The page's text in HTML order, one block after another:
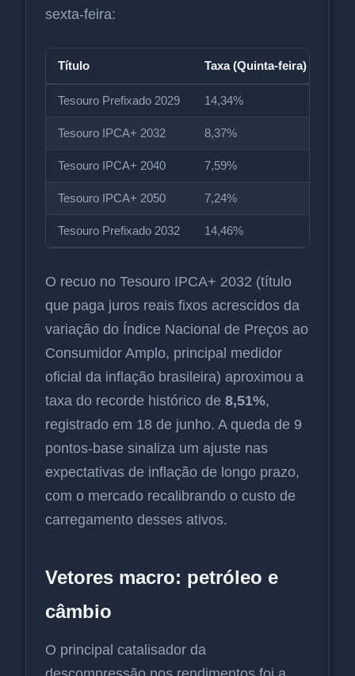
sexta-feira:
Título Taxa (Quinta-feira)
Tesouro Prefixado 2029 14,34%
Tesouro IPCA+ 2032 8,37%
Tesouro IPCA+ 2040 7,59%
Tesouro IPCA+ 2050 7,24%
Tesouro Prefixado 2032 14,46%
O recuo no Tesouro IPCA+ 2032 (título
que paga juros reais fixos acrescidos da
variação do Índice Nacional de Preços ao
Consumidor Amplo, principal medidor
oficial da inflação brasileira) aproximou a
taxa do recorde histórico de 8,51%,
registrado em 18 de junho. A queda de 9
pontos-base sinaliza um ajuste nas
expectativas de inflação de longo prazo,
com o mercado recalibrando o custo de
carregamento desses ativos.
Vetores macro: petróleo e
câmbio
O principal catalisador da